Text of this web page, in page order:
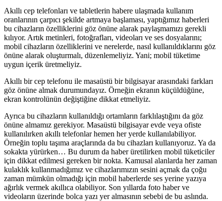
Akıllı cep telefonları ve tabletlerin habere ulaşmada kullanım
oranlarının çarpıcı şekilde artmaya başlaması, yaptığımız haberleri
bu cihazların özelliklerini göz önüne alarak paylaşmamızı gerekli
kılıyor. Artık metinleri, fotoğrafları, videoları ve ses dosyalarını;
mobil cihazların özelliklerini ve nerelerde, nasıl kullanıldıklarını göz
önüne alarak oluşturmalı, düzenlemeliyiz. Yani; mobil tüketime
uygun içerik üretmeliyiz.
Akıllı bir cep telefonu ile masaüstü bir bilgisayar arasındaki farkları
göz önüne almak durumundayız. Örneğin ekranın küçüldüğüne,
ekran kontrolünün değiştiğine dikkat etmeliyiz.
Ayrıca bu cihazların kullanıldığı ortamların farklılaştığını da göz
önüne almamız gerekiyor. Masaüstü bilgisayar evde veya ofiste
kullanılırken akıllı telefonlar hemen her yerde kullanılabiliyor.
Örneğin toplu taşıma araçlarında da bu cihazları kullanıyoruz. Ya da
sokakta yürürken… Bu durum da haber üretilirken mobil tüketiciler
için dikkat edilmesi gereken bir nokta. Kamusal alanlarda her zaman
kulaklık kullanmadığımız ve cihazlarımızın sesini açmak da çoğu
zaman mümkün olmadığı için mobil haberlerde ses yerine yazıya
ağırlık vermek akıllıca olabiliyor. Son yıllarda foto haber ve
videoların üzerinde bolca yazı yer almasının sebebi de bu aslında.